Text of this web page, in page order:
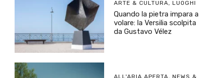
ARTE & CULTURA, LUOGHI
Quando la pietra impara a
volare: la Versilia scolpita
da Gustavo Vélez